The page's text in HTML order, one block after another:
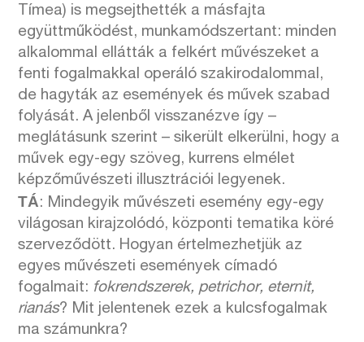
Tímea) is megsejthették a másfajta
együttműködést, munkamódszertant: minden
alkalommal ellátták a felkért művészeket a
fenti fogalmakkal operáló szakirodalommal,
de hagyták az események és művek szabad
folyását. A jelenből visszanézve így –
meglátásunk szerint – sikerült elkerülni, hogy a
művek egy-egy szöveg, kurrens elmélet
képzőművészeti illusztrációi legyenek.
TÁ: Mindegyik művészeti esemény egy-egy
világosan kirajzolódó, központi tematika köré
szerveződött. Hogyan értelmezhetjük az
egyes művészeti események címadó
fogalmait: fokrendszerek, petrichor, eternit,
rianás? Mit jelentenek ezek a kulcsfogalmak
ma számunkra?